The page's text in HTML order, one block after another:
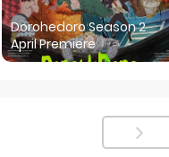
Dorohedoro Season 2
April Premiere